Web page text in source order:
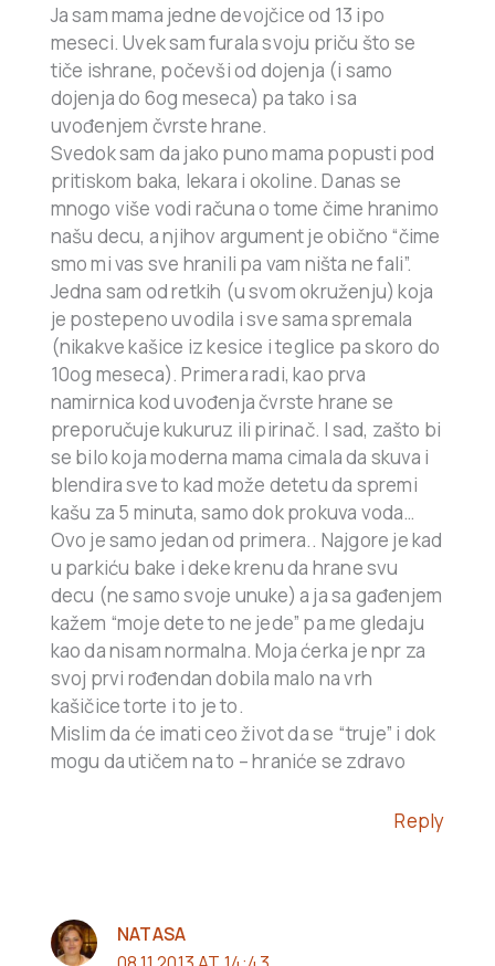
Ja sam mama jedne devojčice od 13 ipo
meseci. Uvek sam furala svoju priču što se
tiče ishrane, počevši od dojenja (i samo
dojenja do 6og meseca) pa tako i sa
uvođenjem čvrste hrane.
Svedok sam da jako puno mama popusti pod
pritiskom baka, lekara i okoline. Danas se
mnogo više vodi računa o tome čime hranimo
našu decu, a njihov argument je obično “čime
smo mi vas sve hranili pa vam ništa ne fali”.
Jedna sam od retkih (u svom okruženju) koja
je postepeno uvodila i sve sama spremala
(nikakve kašice iz kesice i teglice pa skoro do
10og meseca). Primera radi, kao prva
namirnica kod uvođenja čvrste hrane se
preporučuje kukuruz ili pirinač. I sad, zašto bi
se bilo koja moderna mama cimala da skuva i
blendira sve to kad može detetu da spremi
kašu za 5 minuta, samo dok prokuva voda…
Ovo je samo jedan od primera.. Najgore je kad
u parkiću bake i deke krenu da hrane svu
decu (ne samo svoje unuke) a ja sa gađenjem
kažem “moje dete to ne jede” pa me gledaju
kao da nisam normalna. Moja ćerka je npr za
svoj prvi rođendan dobila malo na vrh
kašičice torte i to je to.
Mislim da će imati ceo život da se “truje” i dok
mogu da utičem na to – hraniće se zdravo
Reply
NATASA